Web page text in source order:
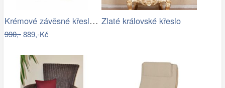
Krémové závěsné křeslo JULES 80 cm
990,-889,-Kč
Zlaté královské křeslo